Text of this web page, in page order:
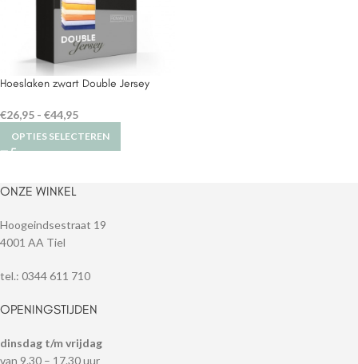
Hoeslaken zwart Double Jersey
€26,95 - €44,95
OPTIES SELECTEREN
ONZE WINKEL
Hoogeindsestraat 19
4001 AA Tiel
tel.: 0344 611 710
OPENINGSTIJDEN
dinsdag t/m vrijdag
van 9.30 – 17.30 uur